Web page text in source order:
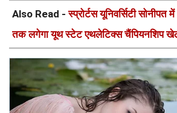
Also Read -स्प्रोर्टस यूनिवर्सिटी
तक लगेगा यूथ स्टेट एथलेटिक्स चैंपियनशिप